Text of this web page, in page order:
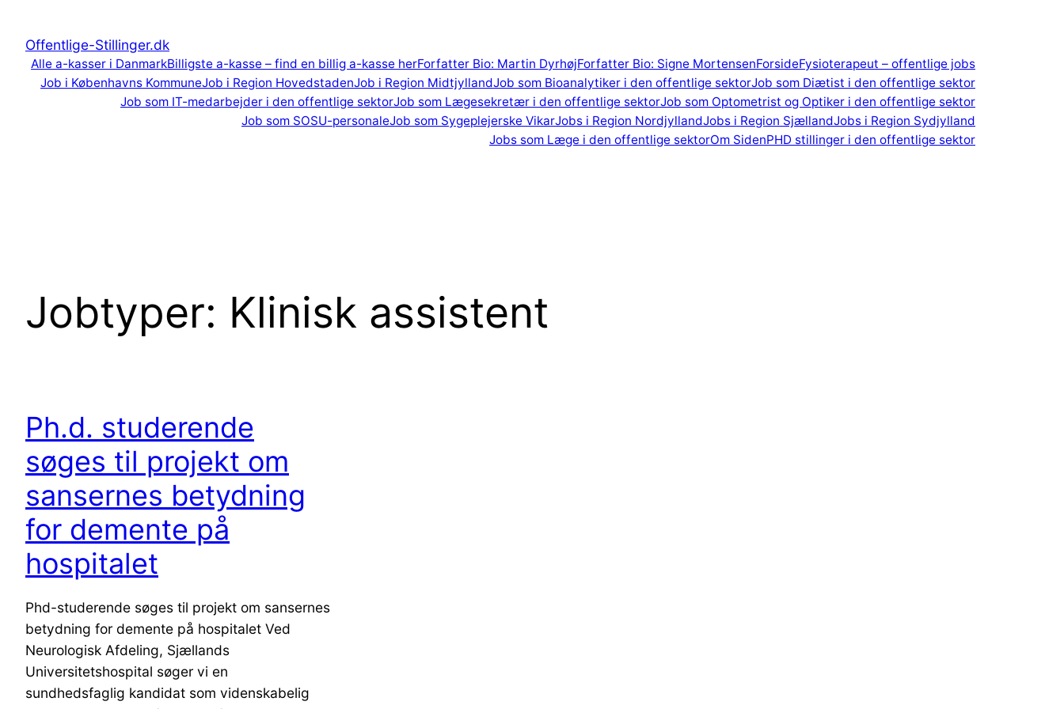
indholdOffentlige-Stillinger.dk
Alle a-kasser i DanmarkBilligste a-kasse – find en billig a-kasse herForfatter Bio: Martin DyrhøjForfatter Bio: Signe MortensenForsideFysioterapeut – offentlige jobs
Job i Københavns KommuneJob i Region HovedstadenJob i Region MidtjyllandJob som Bioanalytiker i den offentlige sektorJob som Diætist i den offentlige sektor
Job som IT-medarbejder i den offentlige sektorJob som Lægesekretær i den offentlige sektorJob som Optometrist og Optiker i den offentlige sektor
Job som SOSU-personaleJob som Sygeplejerske VikarJobs i Region NordjyllandJobs i Region SjællandJobs i Region Sydjylland
Jobs som Læge i den offentlige sektorOm SidenPHD stillinger i den offentlige sektor
Jobtyper: Klinisk assistent
Ph.d. studerende
søges til projekt om
sansernes betydning
for demente på
hospitalet
Phd-studerende søges til projekt om sansernes
betydning for demente på hospitalet Ved
Neurologisk Afdeling, Sjællands
Universitetshospital søger vi en
sundhedsfaglig kandidat som videnskabelig